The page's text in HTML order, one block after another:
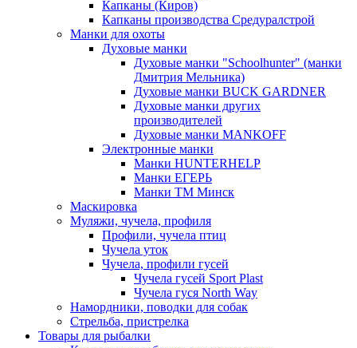
Капканы (Киров)
Капканы производства Средуралстрой
Манки для охоты
Духовые манки
Духовые манки "Schoolhunter" (манки
Дмитрия Мельника)
Духовые манки BUCK GARDNER
Духовые манки других
производителей
Духовые манки MANKOFF
Электронные манки
Манки HUNTERHELP
Манки ЕГЕРЬ
Манки ТМ Минск
Маскировка
Муляжи, чучела, профиля
Профили, чучела птиц
Чучела уток
Чучела, профили гусей
Чучела гусей Sport Plast
Чучела гуся North Way
Намордники, поводки для собак
Стрельба, пристрелка
Товары для рыбалки